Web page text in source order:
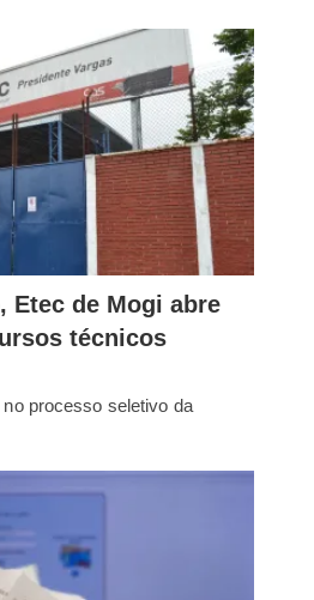
Etec de Mogi abre
técnicos
processo seletivo da